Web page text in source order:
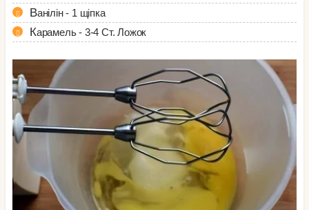
Ванілін - 1 щіпка
Карамель - 3-4 Ст. Ложок